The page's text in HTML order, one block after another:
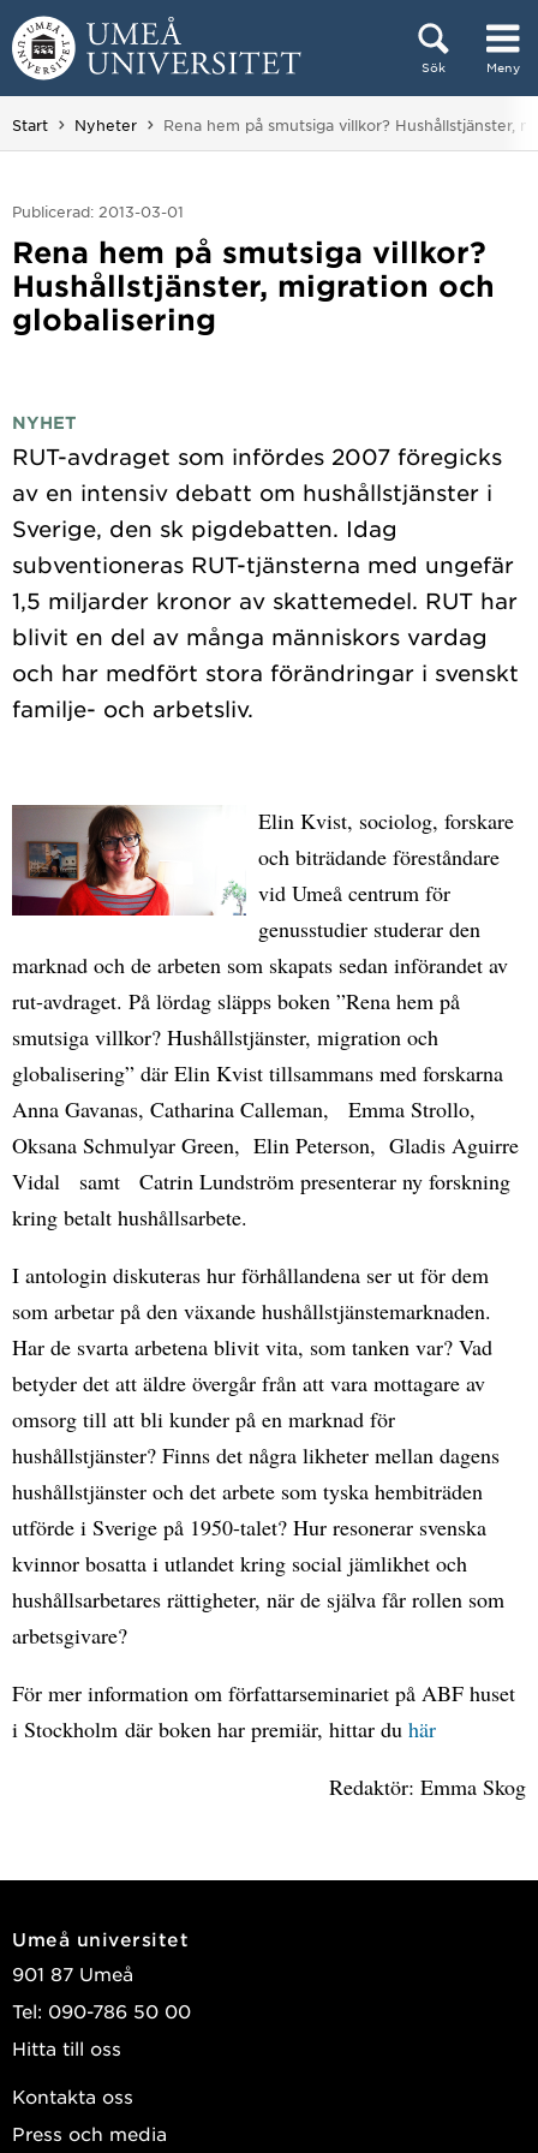
Hoppa direkt till innehållet
Sök Meny
Huvudmenyn dold.
Start Nyheter Du är här:
Rena hem på smutsiga villkor? Hushållstjänster,
Publicerad: 2013-03-01
Rena hem på smutsiga villkor?
Hushållstjänster, migration och
globalisering
NYHET
RUT-avdraget som infördes 2007 föregicks
av en intensiv debatt om hushållstjänster i
Sverige, den sk pigdebatten. Idag
subventioneras RUT-tjänsterna med ungefär
1,5 miljarder kronor av skattemedel. RUT har
blivit en del av många människors vardag
och har medfört stora förändringar i svenskt
Elin Kvist, sociolog, forskare
och biträdande föreståndare
vid Umeå centrum för
genusstudier studerar den
marknad och de arbeten som skapats sedan införandet av
rut-avdraget. På lördag släpps boken ”Rena hem på
smutsiga villkor? Hushållstjänster, migration och
globalisering” där Elin Kvist tillsammans med forskarna
Anna Gavanas, Catharina Calleman, Emma Strollo,
Oksana Schmulyar Green, Elin Peterson, Gladis Aguirre
Vidal samt Catrin Lundström presenterar ny forskning
kring betalt hushållsarbete.
I antologin diskuteras hur förhållandena ser ut för dem
som arbetar på den växande hushållstjänstemarknaden.
Har de svarta arbetena blivit vita, som tanken var? Vad
betyder det att äldre övergår från att vara mottagare av
omsorg till att bli kunder på en marknad för
hushållstjänster? Finns det några likheter mellan dagens
hushållstjänster och det arbete som tyska hembiträden
utförde i Sverige på 1950-talet? Hur resonerar svenska
kvinnor bosatta i utlandet kring social jämlikhet och
hushållsarbetares rättigheter, när de själva får rollen som
arbetsgivare?
För mer information om författarseminariet på ABF huset
i Stockholm där boken har premiär, hittar du här
Redaktör: Emma Skog
Umeå universitet
901 87 Umeå
Tel: 090-786 50 00
Hitta till oss
Kontakta oss
Press och media